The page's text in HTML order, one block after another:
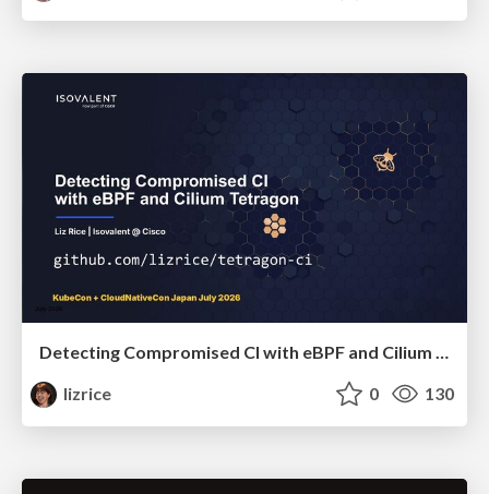
Detecting Compromised CI with eBPF and Cilium Tetragon
lizrice
0 130